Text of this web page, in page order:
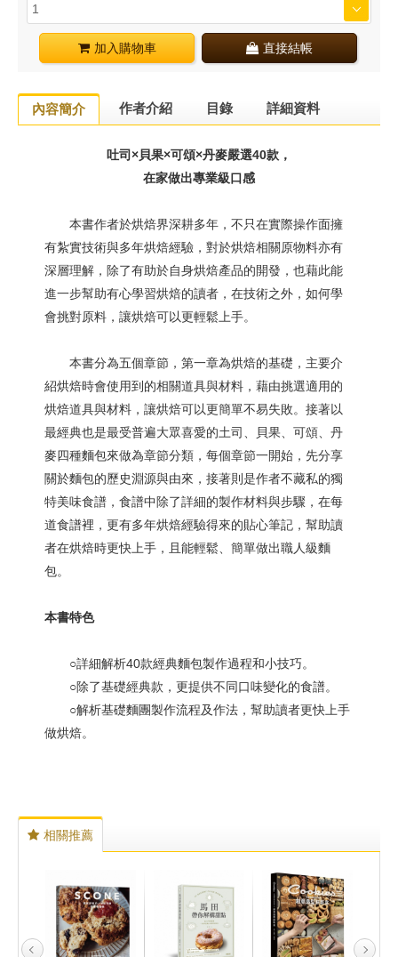
加入購物車 直接結帳
內容簡介 作者介紹 目錄 詳細資料
吐司×貝果×可頌×丹麥嚴選40款，
在家做出專業級口感
本書作者於烘焙界深耕多年，不只在實際操作面擁
有紮實技術與多年烘焙經驗，對於烘焙相關原物料亦有
深層理解，除了有助於自身烘焙產品的開發，也藉此能
進一步幫助有心學習烘焙的讀者，在技術之外，如何學
會挑對原料，讓烘焙可以更輕鬆上手。
本書分為五個章節，第一章為烘焙的基礎，主要介
紹烘焙時會使用到的相關道具與材料，藉由挑選適用的
烘焙道具與材料，讓烘焙可以更簡單不易失敗。接著以
最經典也是最受普遍大眾喜愛的土司、貝果、可頌、丹
麥四種麵包來做為章節分類，每個章節一開始，先分享
關於麵包的歷史淵源與由來，接著則是作者不藏私的獨
特美味食譜，食譜中除了詳細的製作材料與步驟，在每
道食譜裡，更有多年烘焙經驗得來的貼心筆記，幫助讀
者在烘焙時更快上手，且能輕鬆、簡單做出職人級麵
包。
本書特色
○詳細解析40款經典麵包製作過程和小技巧。
○除了基礎經典款，更提供不同口味變化的食譜。
○解析基礎麵團製作流程及作法，幫助讀者更快上手
做烘焙。
相關推薦